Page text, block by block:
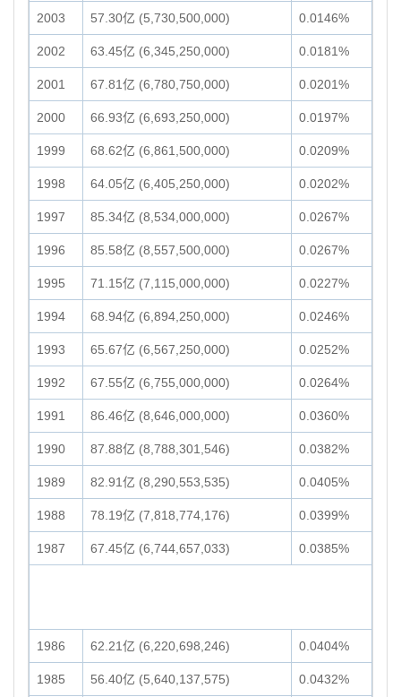
2003 57.30亿 (5,730,500,000) 0.0146%
2002 63.45亿 (6,345,250,000) 0.0181%
2001 67.81亿 (6,780,750,000) 0.0201%
2000 66.93亿 (6,693,250,000) 0.0197%
1999 68.62亿 (6,861,500,000) 0.0209%
1998 64.05亿 (6,405,250,000) 0.0202%
1997 85.34亿 (8,534,000,000) 0.0267%
1996 85.58亿 (8,557,500,000) 0.0267%
1995 71.15亿 (7,115,000,000) 0.0227%
1994 68.94亿 (6,894,250,000) 0.0246%
1993 65.67亿 (6,567,250,000) 0.0252%
1992 67.55亿 (6,755,000,000) 0.0264%
1991 86.46亿 (8,646,000,000) 0.0360%
1990 87.88亿 (8,788,301,546) 0.0382%
1989 82.91亿 (8,290,553,535) 0.0405%
1988 78.19亿 (7,818,774,176) 0.0399%
1987 67.45亿 (6,744,657,033) 0.0385%
1986 62.21亿 (6,220,698,246) 0.0404%
1985 56.40亿 (5,640,137,575) 0.0432%